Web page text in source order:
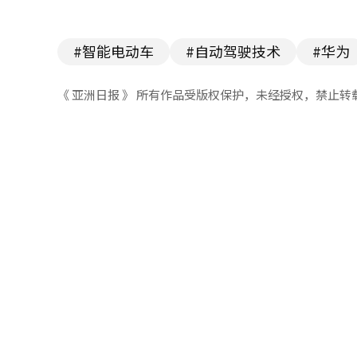
#智能电动车 #自动驾驶技术 #华为
《 亚洲日报 》 所有作品受版权保护，未经授权，禁止转